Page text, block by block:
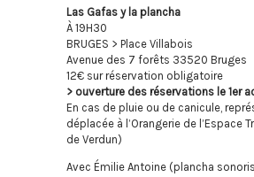
Las Gafas y la plancha
À 19H30
BRUGES > Place Villabois
Avenue des 7 forêts 33520 Bruges
12€ sur réservation obligatoire
> ouverture des réservations le 1er
En cas de pluie ou de canicule,
déplacée à l’Orangerie de l’Espace
de Verdun)
Avec Émilie Antoine (plancha